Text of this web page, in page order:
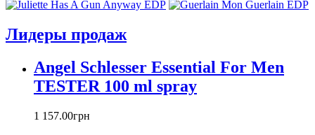
Armand Basi
Azzaro
Baldinini
Banana Republic
Betty Barclay
Лидеры продаж
Angel Schlesser Essential For Men
TESTER 100 ml spray
1 157.00грн